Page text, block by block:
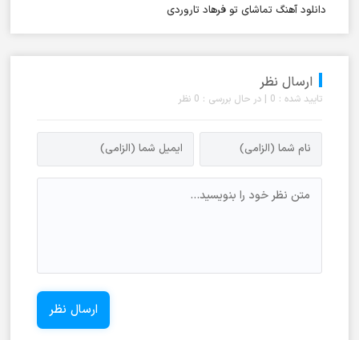
دانلود آهنگ تماشای تو فرهاد تاروردی
ارسال نظر
تایید شده : 0 | در حال بررسی : 0 نظر